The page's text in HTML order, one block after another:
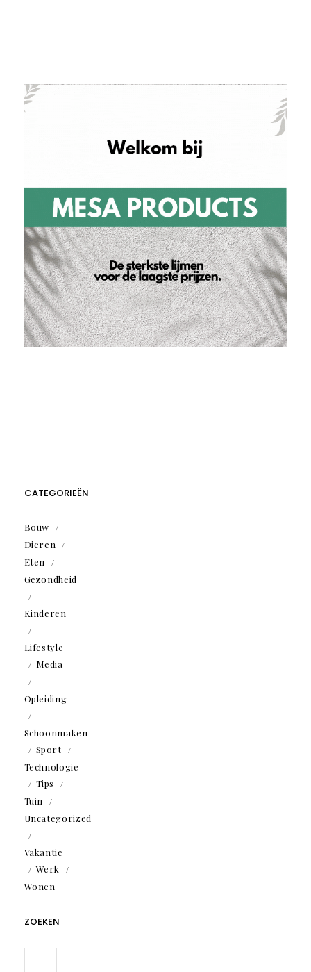
CATEGORIEËN
Bouw
Dieren
Eten
Gezondheid
Kinderen
Lifestyle
Media
Opleiding
Schoonmaken
Sport
Technologie
Tips
Tuin
Uncategorized
Vakantie
Werk
Wonen
ZOEKEN